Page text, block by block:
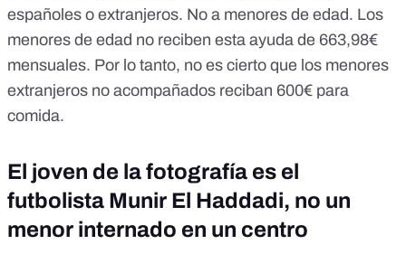
españoles o extranjeros. No a menores de edad. Los
menores de edad no reciben esta ayuda de 663,98€
mensuales. Por lo tanto, no es cierto que los menores
extranjeros no acompañados reciban 600€ para
comida.
El joven de la fotografía es el
futbolista Munir El Haddadi, no un
menor internado en un centro